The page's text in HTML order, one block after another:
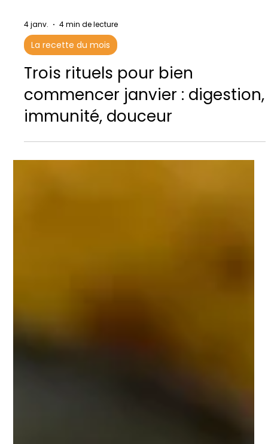
4 janv. 4 min de lecture
La recette du mois
Trois rituels pour bien
commencer janvier : digestion,
immunité, douceur